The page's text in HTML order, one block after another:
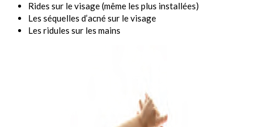
Rides sur le visage (même les plus installées)
Les séquelles d’acné sur le visage
Les ridules sur les mains